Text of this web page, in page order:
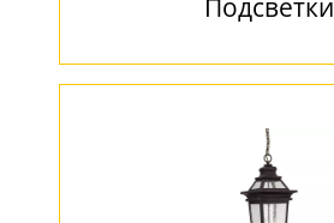
Подсветки